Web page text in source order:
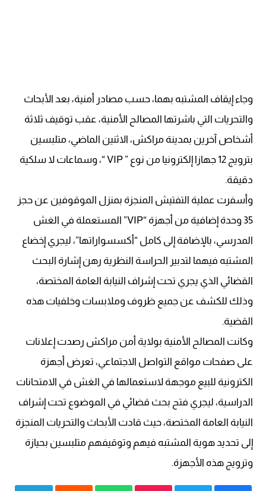
وجاء إيقاف المشتبه بهما، حسب مصادر أمنية، بعد الأبحاث
والتحريات التي باشرتها المصالح الأمنية، عقب توقيف ثلاثة
أشخاص آخرين بمدينة مراكش، الاثنين الماضي، متلبسين
بترويج 12 جهازا إلكترونيا من نوع ” VIP “، وسماعات لا سلكية
دقيقة.
وأسفرت عملية التفتيش المنجزة بمنزل الموقوفين عن حجز
35 وحدة إضافية من أجهزة “VIP” المستعملة في الغش
المدرسي، بالإضافة إلى كامل “أكسسواراتها”، ليجري إخضاع
المشتبه فيهما لتدبير الحراسة النظرية رهن إشارة البحث
القضائي الذي يجري تحت إشراف النيابة العامة المختصة،
وذلك للكشف عن جميع ظروف وملابسات وخلفيات هذه
القضية.
وكانت المصالح الأمنية بولاية أمن مراكش رصدت إعلانات
على صفحات مواقع التواصل الاجتماعي، تعرض أجهزة
الكترونية للبيع موجهة لاستعمالها في الغش في الامتحانات
الدراسية، ليجري فتح بحث قضائي في الموضوع تحت إشراف
النيابة العامة المختصة، حيث قادت الأبحاث والتحريات المنجزة
إلى تحديد هوية المشتبه فيهم وتوقيفهم متلبسين بحيازة
وترويج هذه الأجهزة.